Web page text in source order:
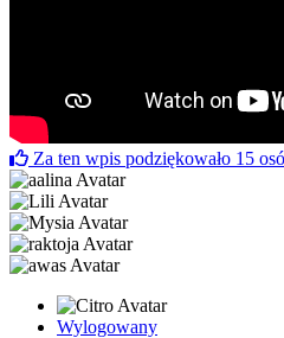
Za ten wpis podziękowało 15
Wylogowany